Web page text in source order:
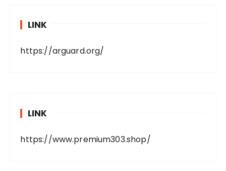
LINK
https://arguard.org/
LINK
https://www.premium303.shop/